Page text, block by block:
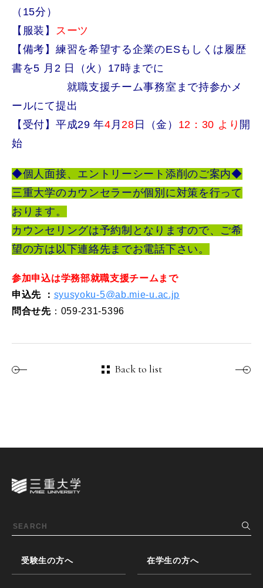
（15分）
【服装】 スーツ
【備考】練習を希望する企業のESもしくは履歴
書を5 月2 日（火）17時までに
就職支援チーム事務室まで持参かメ
ールにて提出
【受付】平成29 年4 月28 日（金） 12：30 より 開
始
◆個人面接、エントリーシート添削のご案内◆
三重大学のカウンセラーが個別に対策を行って
おります。
カウンセリングは予約制となりますので、ご希
望の方は以下連絡先までお電話下さい。
参加申込は学務部就職支援チームまで
申込先
： syusyoku-5@ab.mie-u.ac.jp
問合せ先：059-231-5396
Back to list
受験生の方へ 在学生の方へ